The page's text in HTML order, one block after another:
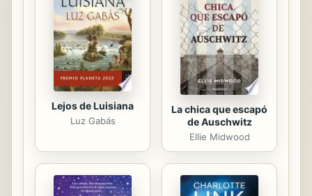
de un país que podría ser del todo
imaginario. Incluso la realidad: la
historia de Rusia del último siglo y...
Lejos de Luisiana
Luz Gabás
La chica que escapó
de Auschwitz
Ellie Midwood